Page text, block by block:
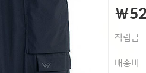
￦
적립금
배송비